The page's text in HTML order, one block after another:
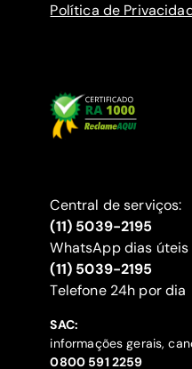
Política de
Central de serviços:
(11) 5039-2195
WhatsApp dias
(11) 5039-2195
‍Telefone 24h por dia
SAC:
informações gerais,
‍0800 591 2259